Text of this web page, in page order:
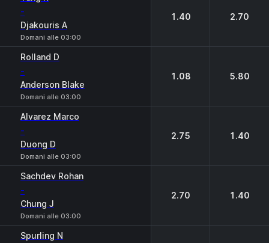
-
Djakouris A
Domani alle 03:00
1.40 2.70
Rolland D
-
Anderson Blake
Domani alle 03:00
1.08 5.80
Alvarez Marco
-
Duong D
Domani alle 03:00
2.75 1.40
Sachdev Rohan
-
Chung J
Domani alle 03:00
2.70 1.40
Spurling N